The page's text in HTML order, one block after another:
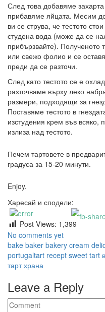
След това добавяме
прибавяме яйцата. Месим
ви се струва, че тестото
студена вода (може да се
прибързвайте). Полученото
или свежо фолио и се
преди да се разточи.
След като тестото се е
разточваме върху леко
размери, подходящи за
Поставяме тестото в
изстудения крем във всяко,
излиза над тестото.
Печем тартовете в
градуса за 15-20 минути.
Enjoy.
Харесай и сподели:
Post Views: 1,399
No comments yet
bake baker bakery cream
portugaltart recept sweet tart
тарт храна
Leave a Reply